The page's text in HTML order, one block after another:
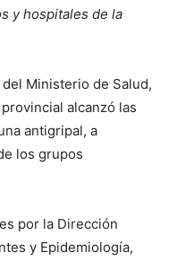
y hospitales de la
Ministerio de Salud,
alcanzó las
antigripal, a
los grupos
por la Dirección
y Epidemiología,